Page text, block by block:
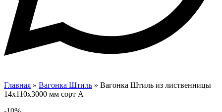
Главная » Вагонка Штиль » Вагонка Штиль из лиственницы
14х110х3000 мм сорт А